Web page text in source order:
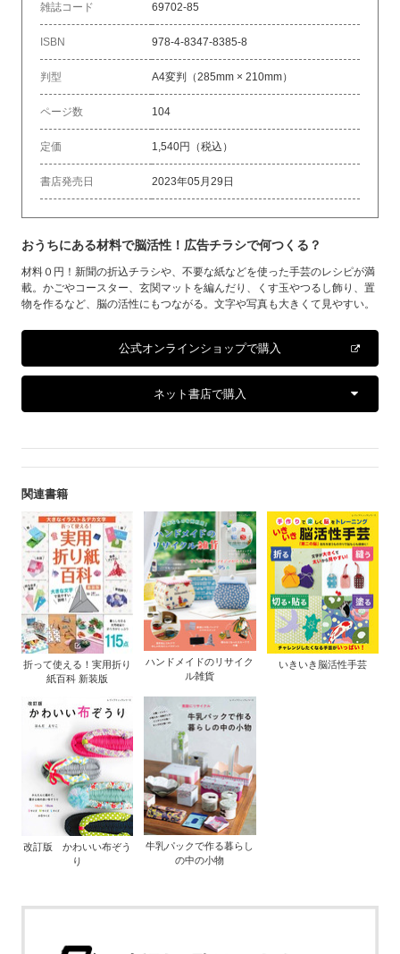
雑誌コード 69702-85
ISBN 978-4-8347-8385-8
判型 A4変判（285mm × 210mm）
ページ数 104
定価 1,540円（税込）
書店発売日 2023年05月29日
おうちにある材料で脳活性！広告チラシで何つくる？
材料０円！新聞の折込チラシや、不要な紙などを使った手芸のレシピが満
載。かごやコースター、玄関マットを編んだり、くす玉やつるし飾り、置
物を作るなど、脳の活性にもつながる。文字や写真も大きくて見やすい。
公式オンラインショップで購入
ネット書店で購入
関連書籍
折って使える！実用折り
紙百科 新装版
ハンドメイドのリサイク
ル雑貨
いきいき脳活性手芸
改訂版 かわいい布ぞう
り
牛乳パックで作る暮らし
の中の小物